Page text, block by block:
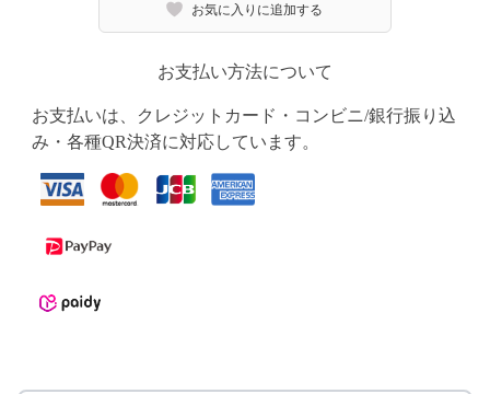
お気に入りに追加する
お支払い方法について
お支払いは、クレジットカード・コンビニ/銀行振り込
み・各種QR決済に対応しています。